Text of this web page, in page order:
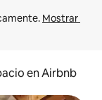
Mostrar
en Airbnb